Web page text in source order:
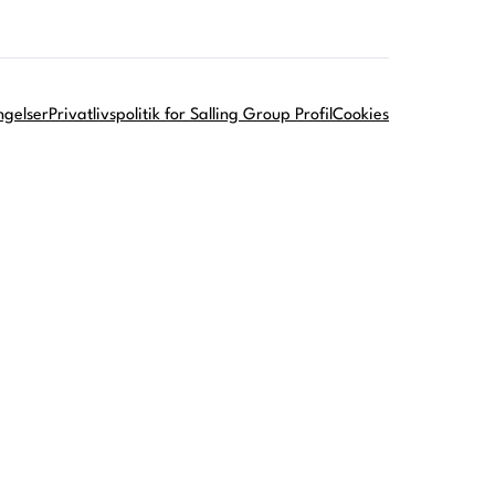
Privatlivspolitik for Salling Group ProfilCookies